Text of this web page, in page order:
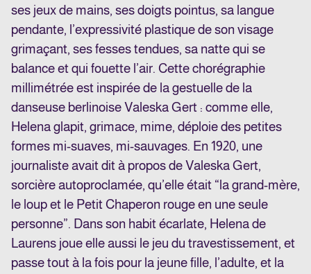
ses jeux de mains, ses doigts pointus, sa langue
pendante, l’expressivité plastique de son visage
grimaçant, ses fesses tendues, sa natte qui se
balance et qui fouette l’air. Cette chorégraphie
millimétrée est inspirée de la gestuelle de la
danseuse berlinoise Valeska Gert : comme elle,
Helena glapit, grimace, mime, déploie des petites
formes mi-suaves, mi-sauvages. En 1920, une
journaliste avait dit à propos de Valeska Gert,
sorcière autoproclamée, qu’elle était “la grand-mère,
le loup et le Petit Chaperon rouge en une seule
personne”. Dans son habit écarlate, Helena de
Laurens joue elle aussi le jeu du travestissement, et
passe tout à la fois pour la jeune fille, l’adulte, et la